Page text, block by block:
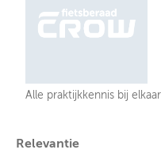
Alle praktijkkennis bij elkaar
Relevantie